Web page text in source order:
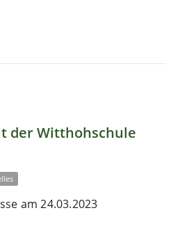
der Witthohschule
am 24.03.2023